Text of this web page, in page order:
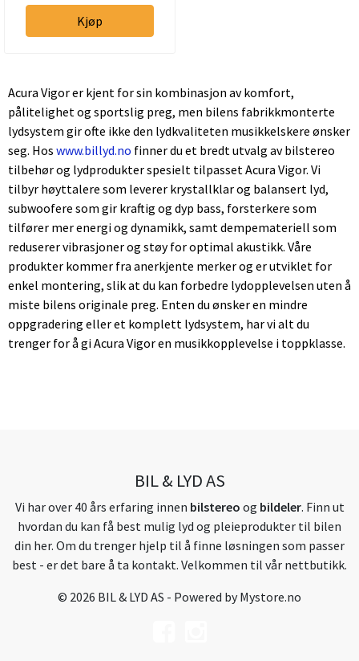
Kjøp
Acura Vigor er kjent for sin kombinasjon av komfort,
pålitelighet og sportslig preg, men bilens fabrikkmonterte
lydsystem gir ofte ikke den lydkvaliteten musikkelskere ønsker
seg. Hos www.billyd.no finner du et bredt utvalg av bilstereo
tilbehør og lydprodukter spesielt tilpasset Acura Vigor. Vi
tilbyr høyttalere som leverer krystallklar og balansert lyd,
subwoofere som gir kraftig og dyp bass, forsterkere som
tilfører mer energi og dynamikk, samt dempemateriell som
reduserer vibrasjoner og støy for optimal akustikk. Våre
produkter kommer fra anerkjente merker og er utviklet for
enkel montering, slik at du kan forbedre lydopplevelsen uten å
miste bilens originale preg. Enten du ønsker en mindre
oppgradering eller et komplett lydsystem, har vi alt du
trenger for å gi Acura Vigor en musikkopplevelse i toppklasse.
BIL & LYD AS
Vi har over 40 års erfaring innen bilstereo og bildeler. Finn ut
hvordan du kan få best mulig lyd og pleieprodukter til bilen
din her. Om du trenger hjelp til å finne løsningen som passer
best - er det bare å ta kontakt. Velkommen til vår nettbutikk.
© 2026 BIL & LYD AS - Powered byMystore.no